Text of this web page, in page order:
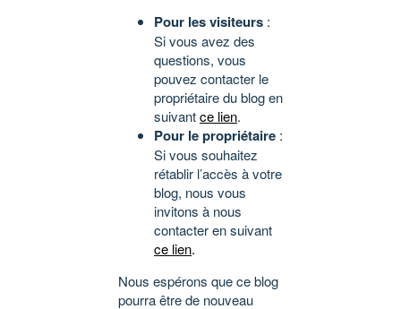
Pour les visiteurs :
Si vous avez des
questions, vous
pouvez contacter le
propriétaire du blog en
suivantce lien.
Pour le propriétaire :
Si vous souhaitez
rétablir l’accès à votre
blog, nous vous
invitons à nous
contacter en suivant
ce lien.
Nous espérons que ce blog
pourra être de nouveau